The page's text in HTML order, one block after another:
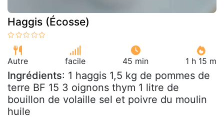
Haggis (Écosse)
Autre facile 45 min 1 h 15 m
Ingrédients: 1 haggis 1,5 kg de pommes de
terre BF 15 3 oignons thym 1 litre de
bouillon de volaille sel et poivre du moulin
huile